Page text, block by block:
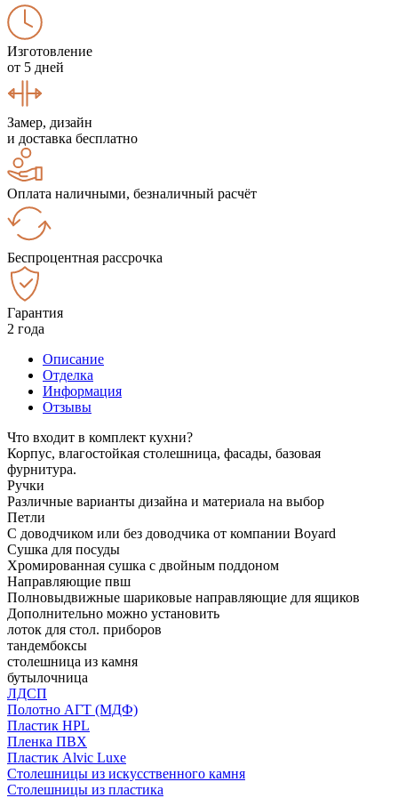
Изготовление
от 5 дней
Замер, дизайн
и доставка бесплатно
Оплата наличными, безналичный расчёт
Беспроцентная рассрочка
Гарантия
2 года
Описание
Отделка
Информация
Отзывы
Что входит в комплект кухни?
Корпус, влагостойкая столешница, фасады, базовая
фурнитура.
Ручки
Различные варианты дизайна и материала на выбор
Петли
С доводчиком или без доводчика от компании Boyard
Сушка для посуды
Хромированная сушка с двойным поддоном
Направляющие пвш
Полновыдвижные шариковые направляющие для ящиков
Дополнительно можно установить
лоток для стол. приборов
тандембоксы
столешница из камня
бутылочница
ЛДСП
Полотно АГТ (МДФ)
Пластик HPL
Пленка ПВХ
Пластик Alvic Luxe
Столешницы из искусственного камня
Столешницы из пластика